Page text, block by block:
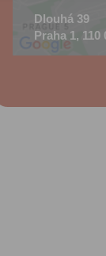
Dlouhá 39
Praha 1, 110